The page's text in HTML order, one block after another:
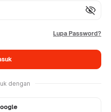
visibility_off
Lupa Password?
dengan